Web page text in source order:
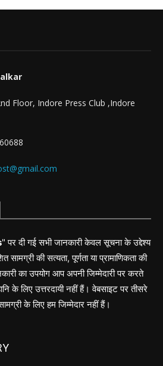
Floor, Indore Press Club ,Indore
" पर दी गई सभी जानकारी केवल सूचना के उद्देश्य
की सत्यता, पूर्णता या प्रामाणिकता की
का उपयोग आप अपनी जिम्मेदारी पर करते
के लिए उत्तरदायी नहीं हैं। वेबसाइट पर तीसरे
के लिए हम जिम्मेदार नहीं हैं।